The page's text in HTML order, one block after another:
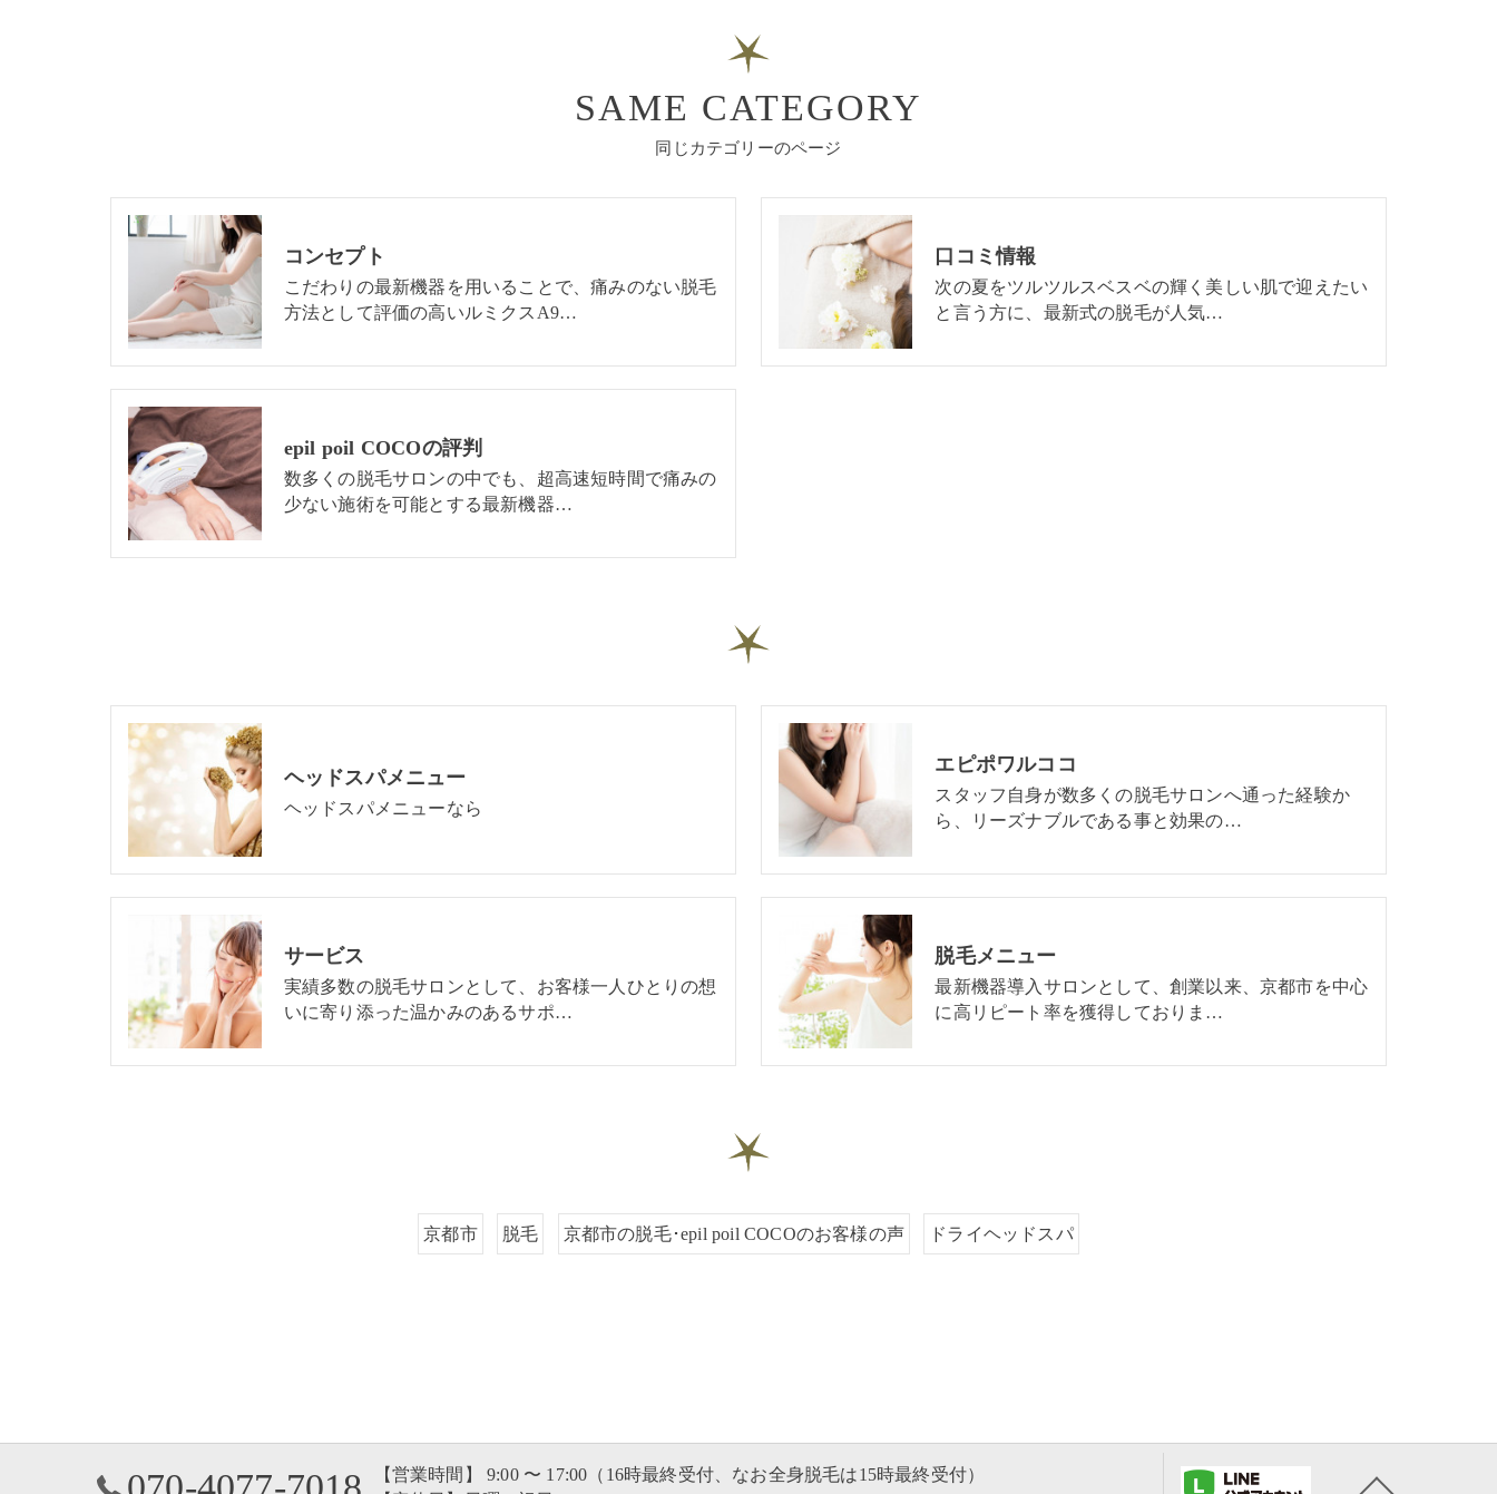
同じカテゴリーのページ
SAME CATEGORY
コンセプト
こだわりの最新機器を用いることで、痛みのない脱毛
方法として評価の高いルミクスA9…
口コミ情報
次の夏をツルツルスベスベの輝く美しい肌で迎えたい
と言う方に、最新式の脱毛が人気…
epil poil COCOの評判
数多くの脱毛サロンの中でも、超高速短時間で痛みの
少ない施術を可能とする最新機器…
ヘッドスパメニュー
ヘッドスパメニューなら
エピポワルココ
スタッフ自身が数多くの脱毛サロンへ通った経験か
ら、リーズナブルである事と効果の…
サービス
実績多数の脱毛サロンとして、お客様一人ひとりの想
いに寄り添った温かみのあるサポ…
脱毛メニュー
最新機器導入サロンとして、創業以来、京都市を中心
に高リピート率を獲得しておりま…
京都市 脱毛 京都市の脱毛･epil poil COCOのお客様の声 ドライヘッドスパ
【営業時間】 9:00 〜 17:00（16時最終受付、なお全身脱毛は15時最終受付）